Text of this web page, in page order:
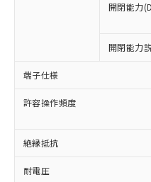
開閉能力
開閉能力
端子仕様
許容操作頻度
絶縁抵抗
耐電圧
以下の条件をお読
ご利用ください。
本サービス
商品の当社在
(税抜)を提供
当社制御機
本サービス
ことをご了承
対応予定なし：
非含有に非対応の
調査・確認中：EU
非含有の対応状況
商品です。
非該当品：ライセ
害物質有無と関係
仕入先様の事情に
いたものが、含有
むを得ず変更する
「○」：最大均質
基準値以下である
「×」：最大均質
基準値を超えてい
「－」：未確認で
当社は、こ